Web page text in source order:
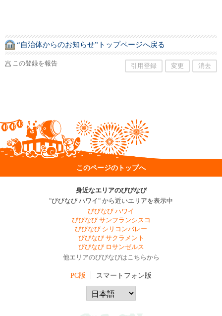
“自治体からのお知らせ”トップページへ戻る
この登録を報告 引用登録 変更 消去
このページのトップへ
身近なエリアのびびなび
"びびなび ハワイ" から近いエリアを表示中
びびなび ハワイ
びびなび サンフランシスコ
びびなび シリコンバレー
びびなび サクラメント
びびなび ロサンゼルス
他エリアのびびなびはこちらから
PC版 スマートフォン版